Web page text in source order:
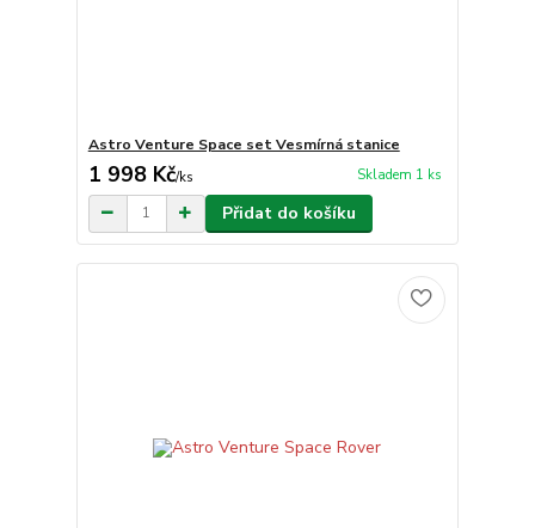
Astro Venture Space set Vesmírná stanice
1 998 Kč/ks Skladem 1 ks
Přidat do košíku